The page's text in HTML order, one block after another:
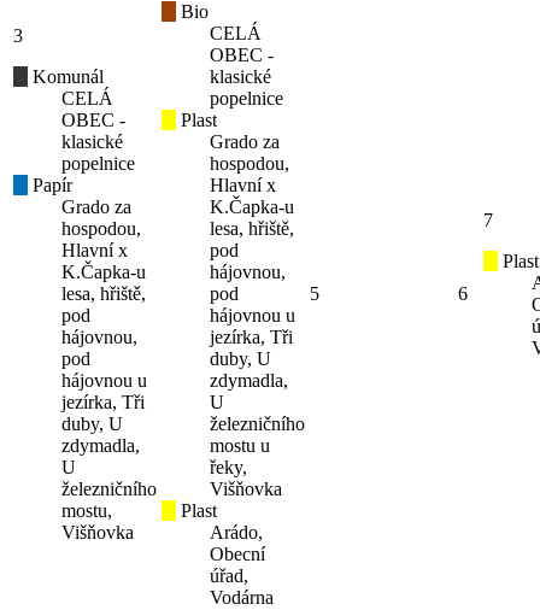
3
Komunál
CELÁ
OBEC -
klasické
popelnice
Papír
Grado za
hospodou,
Hlavní x
K.Čapka-u
lesa, hřiště,
pod
hájovnou,
pod
hájovnou u
jezírka, Tři
duby, U
zdymadla,
U
železničního
mostu,
Višňovka
Bio
CELÁ
OBEC -
klasické
popelnice
Plast
Grado za
hospodou,
Hlavní x
K.Čapka-u
lesa, hřiště,
pod
hájovnou,
pod
hájovnou u
jezírka, Tři
duby, U
zdymadla,
U
železničního
mostu u
řeky,
Višňovka
Plast
Arádo,
Obecní
úřad,
Vodárna
5 6
7
Plast